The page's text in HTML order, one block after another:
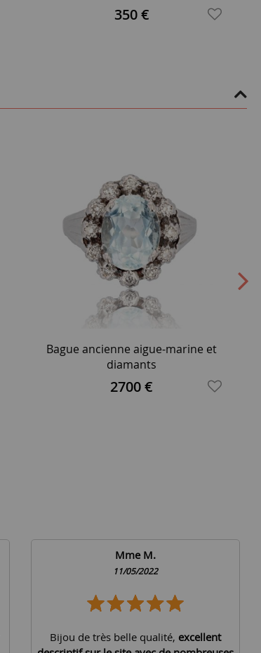
350 €
Bague ancienne aigue-marine et
diamants
2700 €
Mme M.
11/05/2022
Bijou de très belle qualité, excellent